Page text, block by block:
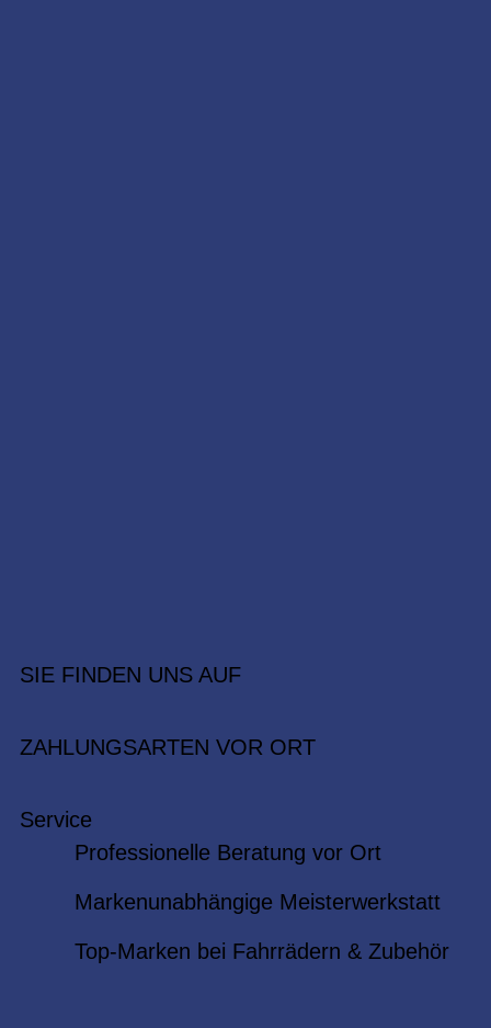
SIE FINDEN UNS AUF
ZAHLUNGSARTEN VOR ORT
Service
Professionelle Beratung vor Ort
Markenunabhängige Meisterwerkstatt
Top-Marken bei Fahrrädern & Zubehör